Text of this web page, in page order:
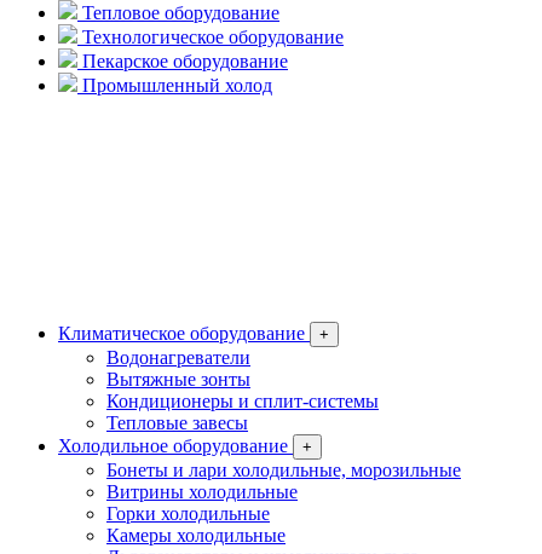
Тепловое оборудование
Технологическое оборудование
Пекарское оборудование
Промышленный холод
Климатическое оборудование +
Водонагреватели
Вытяжные зонты
Кондиционеры и сплит-системы
Тепловые завесы
Холодильное оборудование
+
Бонеты и лари холодильные, морозильные
Витрины холодильные
Горки холодильные
Камеры холодильные